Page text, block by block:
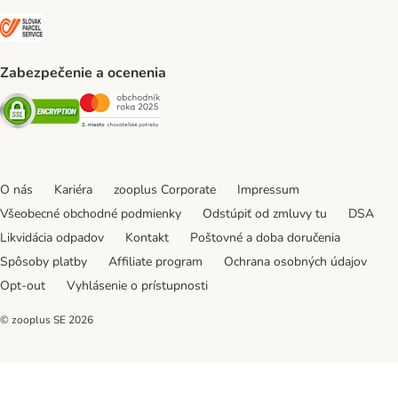
Zabezpečenie a ocenenia
Security Security
O nás Kariéra zooplus Corporate
Impressum
Všeobecné obchodné podmienky
Odstúpiť od zmluvy tu
DSA
Likvidácia odpadov
Kontakt
Poštovné a doba doručenia
Spôsoby platby
Affiliate program
Ochrana osobných údajov
Opt-out
Vyhlásenie o prístupnosti
© zooplus SE 2026